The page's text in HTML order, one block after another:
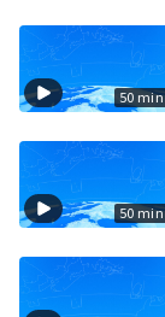
50 min
50 min